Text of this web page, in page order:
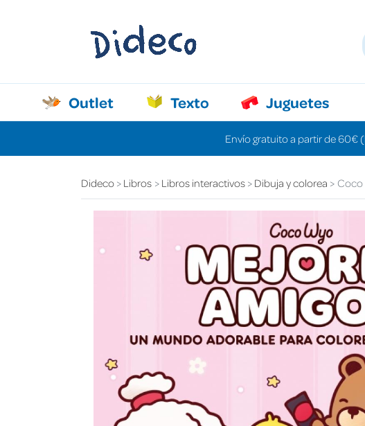
Outlet Texto Juguetes
Envío gratuito a partir de 60€
Dideco Libros Libros interactivos Dibuja y colorea Coco